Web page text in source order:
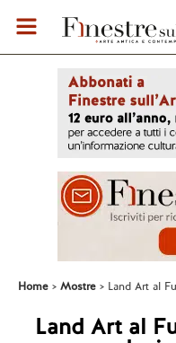
Home Mostre Land Art al
Land Art al